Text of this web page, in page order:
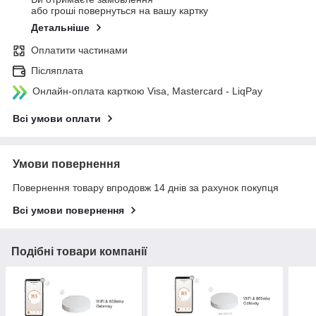
або гроші повернуться на вашу картку
Детальніше
Оплатити частинами
Післяплата
Онлайн-оплата карткою Visa, Mastercard - LiqPay
Всі умови оплати
Умови повернення
Повернення товару впродовж 14 днів за рахунок покупця
Всі умови повернення
Подібні товари компанії